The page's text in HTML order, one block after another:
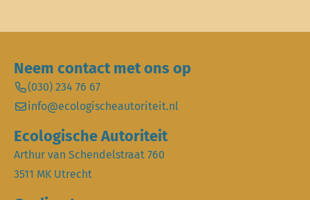
Neem contact met ons op
(030) 234 76 67
info@ecologischeautoriteit.nl
Ecologische Autoriteit
Arthur van Schendelstraat 760
3511 MK Utrecht